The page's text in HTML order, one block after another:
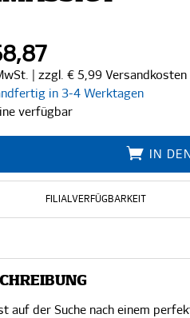
| zzgl. € 5,99 Versandkosten
in 3-4 Werktagen
verfügbar
IN
FILIALVERFÜGBARKEIT
auf der Suche nach einem